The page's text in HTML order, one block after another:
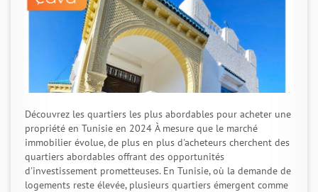
Découvrez les quartiers les plus abordables pour acheter une
propriété en Tunisie en 2024 À mesure que le marché
immobilier évolue, de plus en plus d'acheteurs cherchent des
quartiers abordables offrant des opportunités
d'investissement prometteuses. En Tunisie, où la demande de
logements reste élevée, plusieurs quartiers émergent comme